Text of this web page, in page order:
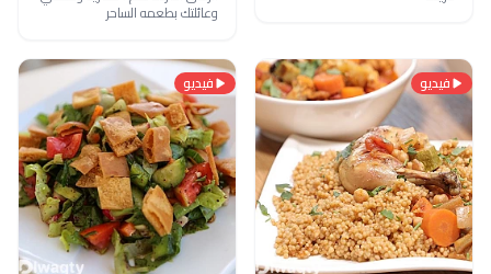
وعائلتك بطعمه الساحر
فيديو فيديو